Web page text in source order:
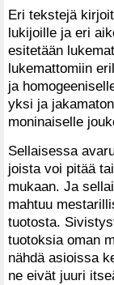
Eri tekstejä
lukijoille ja eri
esitetään
lukemattomiin
ja
yksi ja
moninaiselle
Sellaisessa
joista voi pitää
mukaan. Ja
mahtuu
tuotosta.
tuotoksia oman
nähdä asioissa
ne eivät juuri